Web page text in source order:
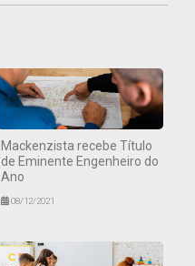
Mackenzista recebe Título
de Eminente Engenheiro do
Ano
08/12/2021